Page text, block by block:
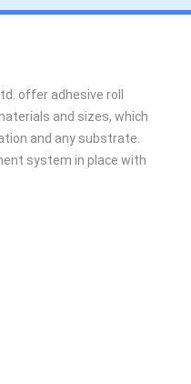
offer adhesive roll
and sizes, which
and any substrate.
system in place with